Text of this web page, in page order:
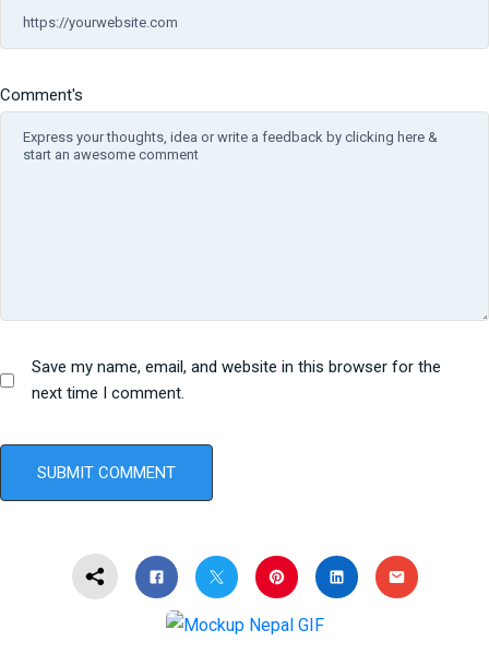
Comment's
Save my name, email, and website in this browser for the
next time I comment.